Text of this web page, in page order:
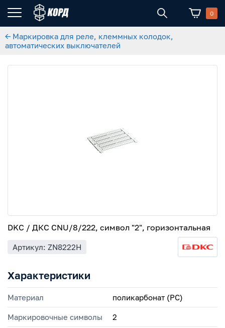
0
← Маркировка для реле, клеммных колодок,
автоматических выключателей
DKC / ДКС CNU/8/222, символ "2", горизонтальная
Артикул: ZN8222H
Характеристики
Материал поликарбонат (PC)
Маркировочные символы 2